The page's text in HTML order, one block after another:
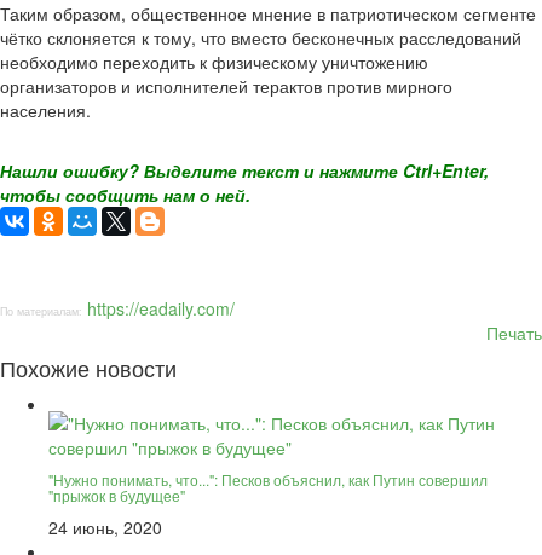
Таким образом, общественное мнение в патриотическом сегменте
чётко склоняется к тому, что вместо бесконечных расследований
необходимо переходить к физическому уничтожению
организаторов и исполнителей терактов против мирного
населения.
Нашли ошибку? Выделите текст и нажмите Ctrl+Enter,
чтобы сообщить нам о ней.
По материалам: https://eadaily.com/
Печать
Похожие новости
"Нужно понимать, что...": Песков объяснил, как Путин совершил
"прыжок в будущее"
24 июнь, 2020